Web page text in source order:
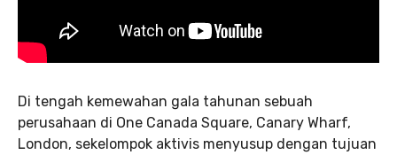
Di tengah kemewahan gala tahunan sebuah
perusahaan di One Canada Square, Canary Wharf,
London, sekelompok aktivis menyusup dengan tujuan